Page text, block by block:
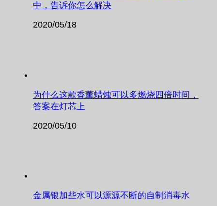
中，告诉你怎么解决
2020/05/18
为什么这款香薰蜡烛可以多燃烧四倍时间，
答案在灯芯上
2020/05/10
金属银加些水可以源源不断的自制消毒水